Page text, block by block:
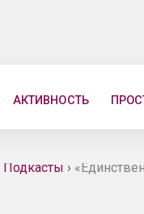
АКТИВНОСТЬ
Подкасты ›